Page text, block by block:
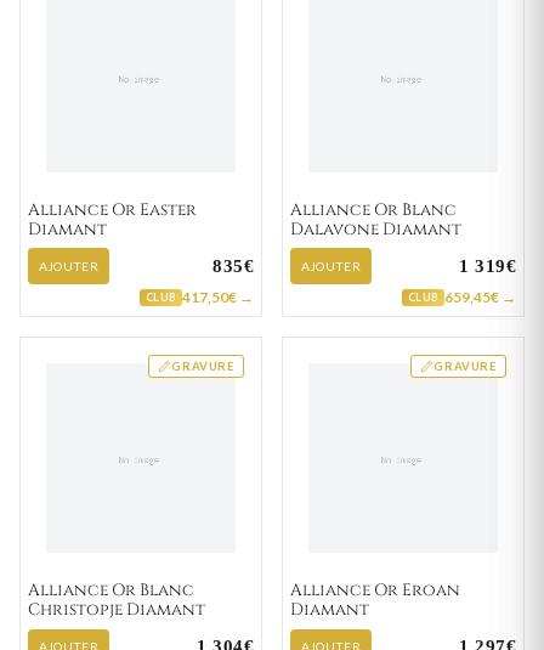
Alliance Or Easter
Diamant
AJOUTER 835€
CLUB 417,50€ →
Alliance Or Blanc
Dalavone Diamant
AJOUTER 1 319€
CLUB 659,45€ →
GRAVURE
Alliance Or Blanc
Christopje Diamant
AJOUTER
GRAVURE
Alliance Or Eroan
Diamant
AJOUTER